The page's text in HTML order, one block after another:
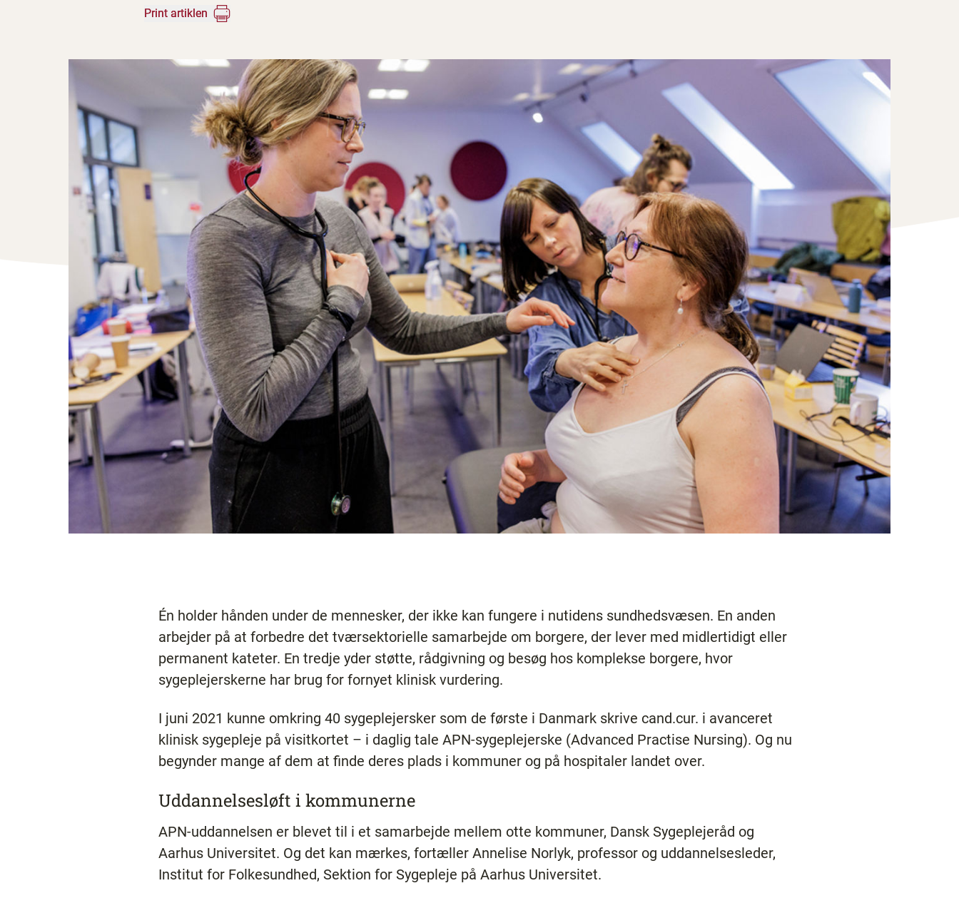
Print artiklen
Én holder hånden under de mennesker, der ikke kan fungere i nutidens sundhedsvæsen. En anden
arbejder på at forbedre det tværsektorielle samarbejde om borgere, der lever med midlertidigt eller
permanent kateter. En tredje yder støtte, rådgivning og besøg hos komplekse borgere, hvor
sygeplejerskerne har brug for fornyet klinisk vurdering.
I juni 2021 kunne omkring 40 sygeplejersker som de første i Danmark skrive cand.cur. i avanceret
klinisk sygepleje på visitkortet – i daglig tale APN-sygeplejerske (Advanced Practise Nursing). Og nu
begynder mange af dem at finde deres plads i kommuner og på hospitaler landet over.
Uddannelsesløft i kommunerne
APN-uddannelsen er blevet til i et samarbejde mellem otte kommuner, Dansk Sygeplejeråd og
Aarhus Universitet. Og det kan mærkes, fortæller Annelise Norlyk, professor og uddannelsesleder,
Institut for Folkesundhed, Sektion for Sygepleje på Aarhus Universitet.